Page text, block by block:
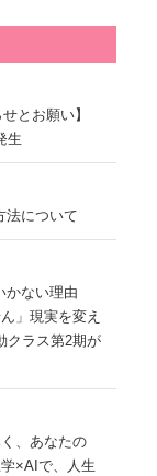
とお願い】
生
法について
かない理由
」現実を変え
クラス第2期が
、あなたの
×AIで、人生